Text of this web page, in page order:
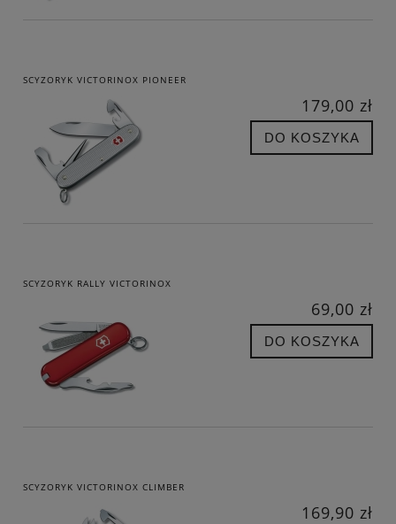
SCYZORYK VICTORINOX PIONEER
179,00 zł
DO KOSZYKA
SCYZORYK RALLY VICTORINOX
69,00 zł
DO KOSZYKA
SCYZORYK VICTORINOX CLIMBER
169,90 zł